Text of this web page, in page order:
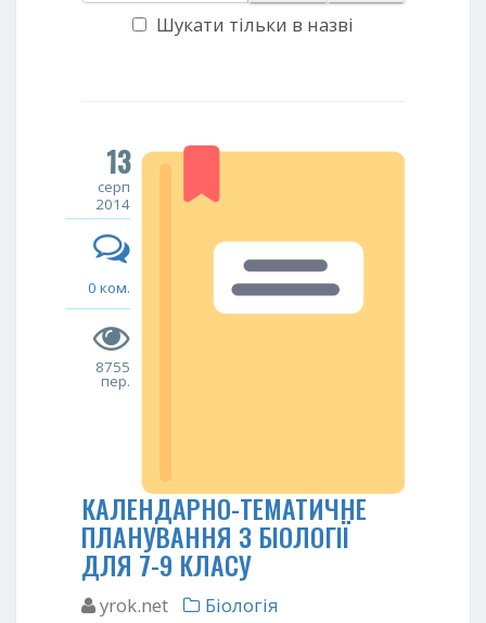
Шукати тільки в назві
13
серп
2014
0 ком.
8755
пер.
КАЛЕНДАРНО-ТЕМАТИЧНЕ
ПЛАНУВАННЯ З БІОЛОГІЇ
ДЛЯ 7-9 КЛАСУ
yrok.net
Біологія